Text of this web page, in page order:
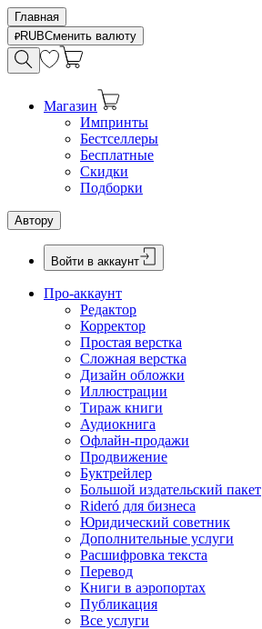
Главная
RUBСменить валюту
Магазин
Импринты
Бестселлеры
Бесплатные
Скидки
Подборки
Автору
Войти в аккаунт
Про-аккаунт
Редактор
Корректор
Простая верстка
Сложная верстка
Дизайн обложки
Иллюстрации
Тираж книги
Аудиокнига
Офлайн-продажи
Продвижение
Буктрейлер
Большой издательский пакет
Rideró для бизнеса
Юридический советник
Дополнительные услуги
Расшифровка текста
Перевод
Книги в аэропортах
Публикация
Все услуги